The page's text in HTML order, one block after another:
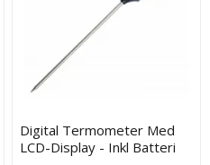
Digital Termometer Med
LCD-Display - Inkl Batteri